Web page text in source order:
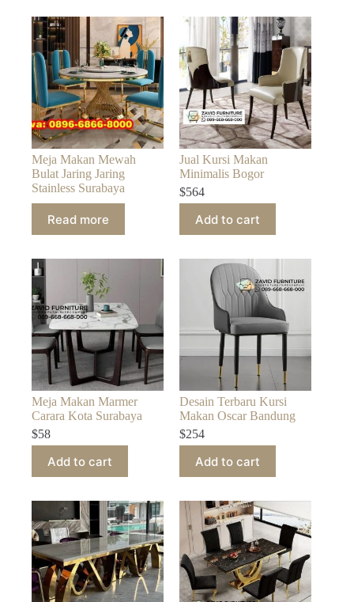
Meja Makan Mewah
Bulat Jaring Jaring
Stainless Surabaya
Read more
Jual Kursi Makan
Minimalis Bogor
$564
Add to cart
Meja Makan Marmer
Carara Kota Surabaya
$58
Add to cart
Desain Terbaru Kursi
Makan Oscar Bandung
$254
Add to cart